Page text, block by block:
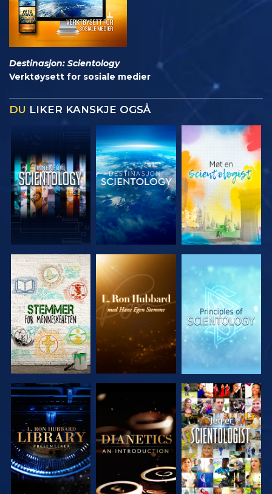
Destinasjon: Scientology
Verktøysett for sosiale medier
DU LIKER KANSKJE OGSÅ
UTFORSK
SERIEN
UTFORSK
SERIEN
UTFORSK
SERIEN
UTFORSK
SERIEN
UTFORSK
SERIEN
SE